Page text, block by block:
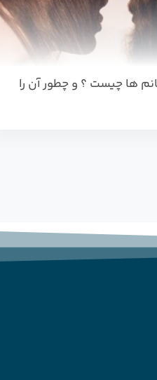
ها چیست ؟ و چطور آن را